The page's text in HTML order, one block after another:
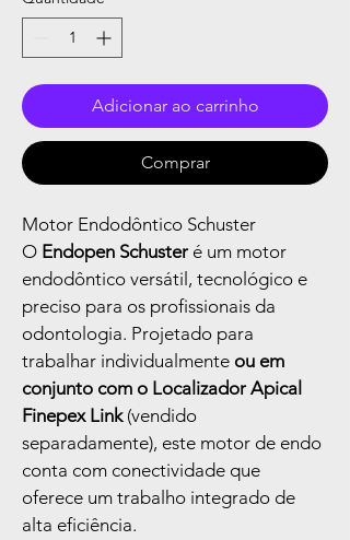
Adicionar ao carrinho
Comprar
Motor Endodôntico Schuster
O Endopen Schuster é um motor
endodôntico versátil, tecnológico e
preciso para os profissionais da
odontologia. Projetado para
trabalhar individualmente ou em
conjunto com o Localizador Apical
Finepex Link (vendido
separadamente), este motor de endo
conta com conectividade que
oferece um trabalho integrado de
alta eficiência.